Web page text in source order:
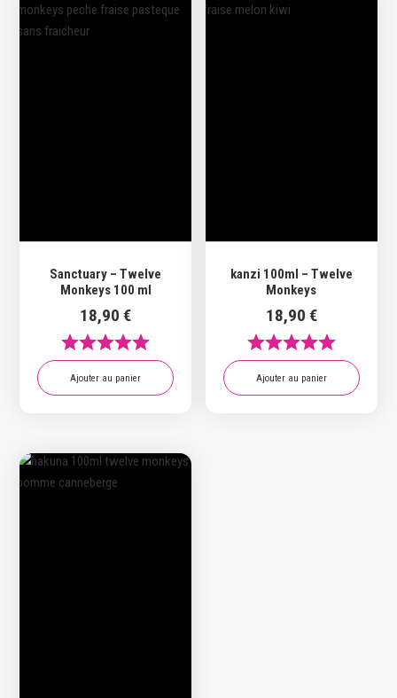
Sanctuary – Twelve
Monkeys 100 ml
18,90€
Ajouter au panier
kanzi 100ml – Twelve
Monkeys
18,90 €
Ajouter au panier